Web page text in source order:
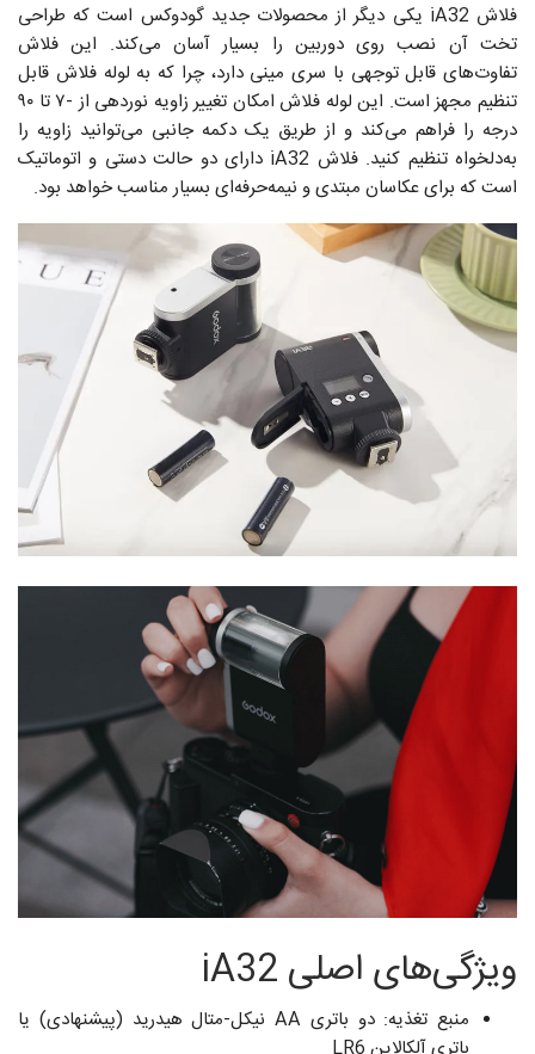
فلاش iA32 یکی دیگر از محصولات جدید گودوکس است که طراحی
تخت آن نصب روی دوربین را بسیار آسان می‌کند. این فلاش
تفاوت‌های قابل توجهی با سری مینی دارد، چرا که به لوله فلاش قابل
تنظیم مجهز است. این لوله فلاش امکان تغییر زاویه نوردهی از -۷ تا ۹۰
درجه را فراهم می‌کند و از طریق یک دکمه جانبی می‌توانید زاویه را
به‌دلخواه تنظیم کنید. فلاش iA32 دارای دو حالت دستی و اتوماتیک
است که برای عکاسان مبتدی و نیمه‌حرفه‌ای بسیار مناسب خواهد بود.
ویژگی‌های اصلی iA32
منبع تغذیه: دو باتری AA نیکل-متال هیدرید (پیشنهادی) یا